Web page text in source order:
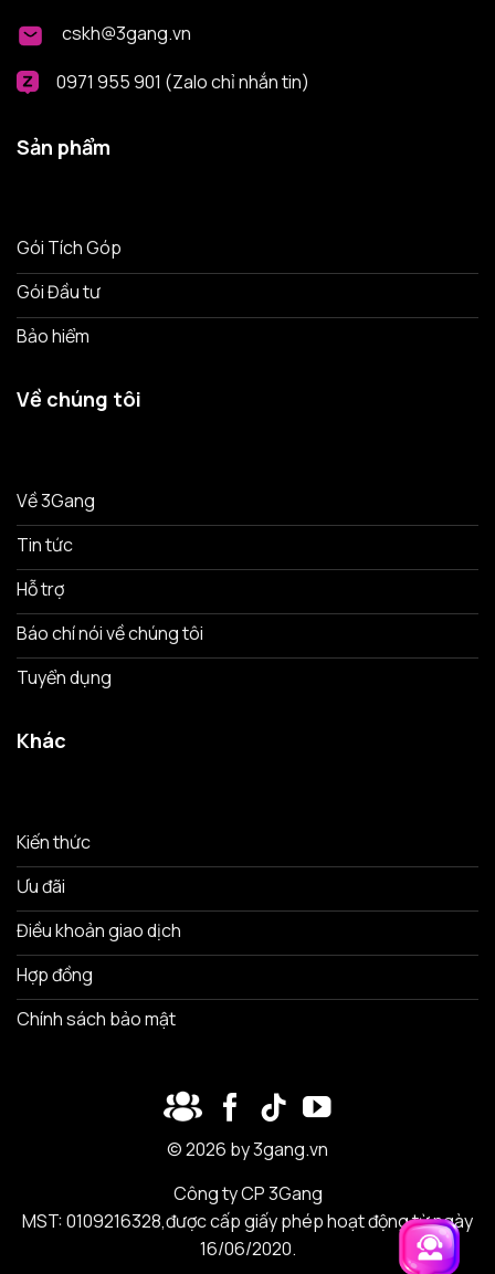
cskh@3gang.vn
0971 955 901 (Zalo chỉ nhắn tin)
Sản phẩm
Gói Tích Góp
Gói Đầu tư
Bảo hiểm
Về chúng tôi
Về 3Gang
Tin tức
Hỗ trợ
Báo chí nói về chúng tôi
Tuyển dụng
Khác
Kiến thức
Ưu đãi
Điều khoản giao dịch
Hợp đồng
Chính sách bảo mật
© 2026 by 3gang.vn
Công ty CP 3Gang
MST: 0109216328,được cấp giấy phép hoạt động từ ngày
16/06/2020.